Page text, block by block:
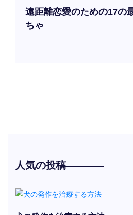
遠距離恋愛のための17の
ちゃ
人気の投稿